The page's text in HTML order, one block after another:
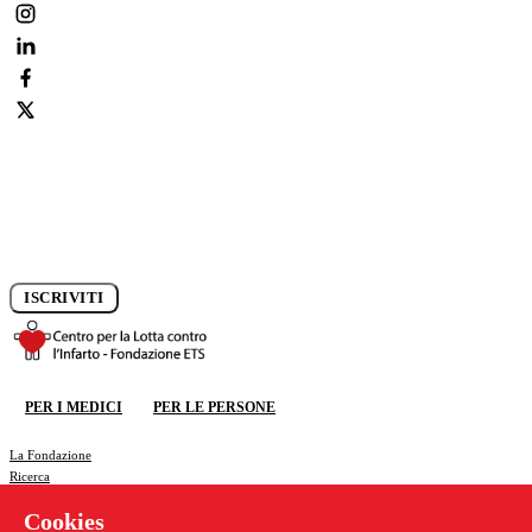
Cookies
ISCRIVITI
PER I MEDICI PER LE PERSONE
La Fondazione
Ricerca
News